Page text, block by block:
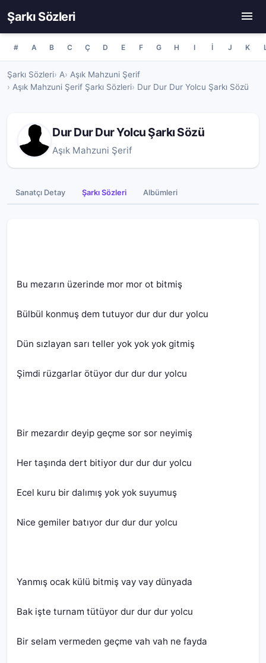
Şarkı Sözleri
# A B C Ç D E F G H I İ J K
Şarkı Sözleri A
Aşık Mahzuni Şerif
Aşık Mahzuni Şerif Şarkı Sözleri
Dur Dur Dur Yolcu Şarkı Sözü
Dur Dur Dur Yolcu Şarkı Sözü
Aşık Mahzuni Şerif
Sanatçı Detay Şarkı Sözleri Albümleri